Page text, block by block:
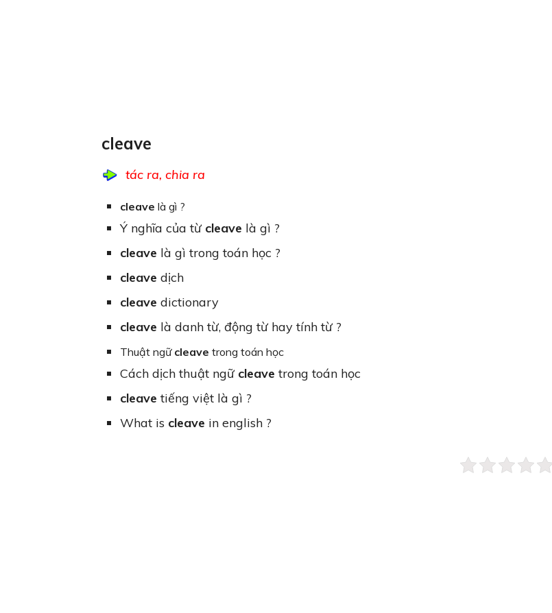
cleave
tác ra, chia ra
cleave là gì ?
Ý nghĩa của từ cleave là gì ?
cleave là gì trong toán học ?
cleave dịch
cleave dictionary
cleave là danh từ, động từ hay tính từ ?
Thuật ngữ cleave trong toán học
Cách dịch thuật ngữ cleave trong toán học
cleave tiếng việt là gì ?
What is cleave in english ?